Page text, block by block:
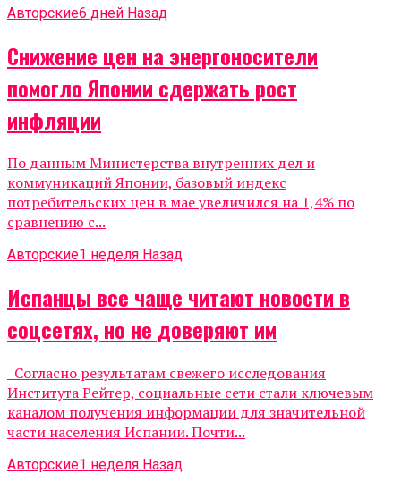
Авторские6 дней Назад
Снижение цен на энергоносители
помогло Японии сдержать рост
инфляции
По данным Министерства внутренних дел и
коммуникаций Японии, базовый индекс
потребительских цен в мае увеличился на 1,4% по
сравнению с...
Авторские1 неделя Назад
Испанцы все чаще читают новости в
соцсетях, но не доверяют им
Согласно результатам свежего исследования
Института Рейтер, социальные сети стали ключевым
каналом получения информации для значительной
части населения Испании. Почти...
Авторские1 неделя Назад